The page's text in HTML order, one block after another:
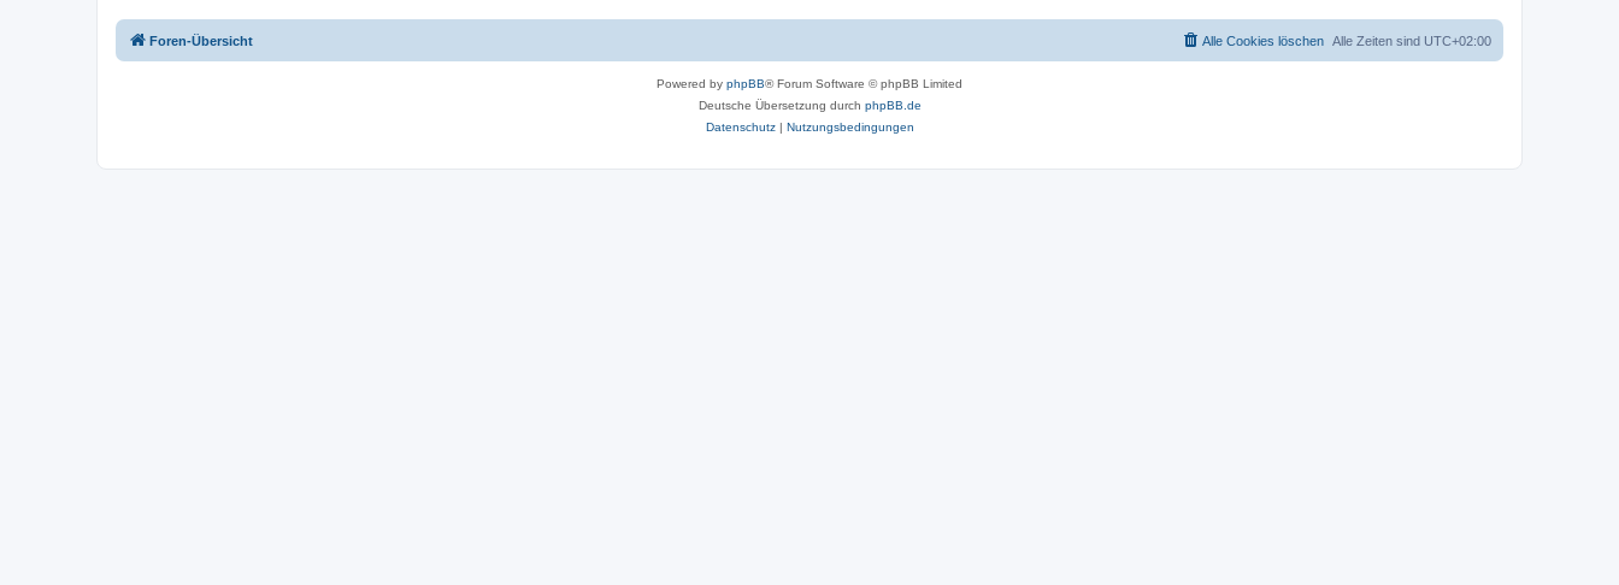
Foren-Übersicht Alle Zeiten sind UTC+02:00
Alle Cookies löschen
Powered by phpBB® Forum Software © phpBB Limited
Deutsche Übersetzung durch phpBB.de
Datenschutz| Nutzungsbedingungen